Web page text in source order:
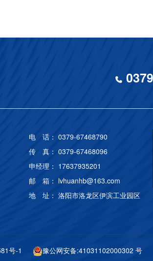
电 话： 0379-67468790
传 真： 0379-67468096
申经理： 17637935201
邮 箱： lvhuanhb@163.com
地 址： 洛阳市洛龙区伊滨工业园区
号-1 豫公网安备:41031102000302 号